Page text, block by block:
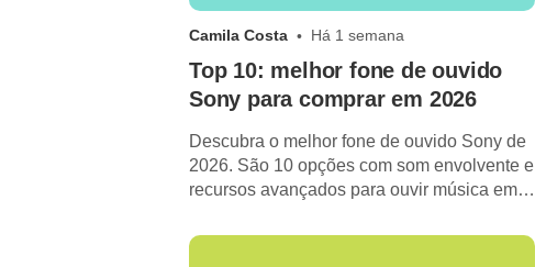
Camila Costa Há 1 semana
Top 10: melhor fone de ouvido
Sony para comprar em 2026
Descubra o melhor fone de ouvido Sony de
2026. São 10 opções com som envolvente e
recursos avançados para ouvir música em